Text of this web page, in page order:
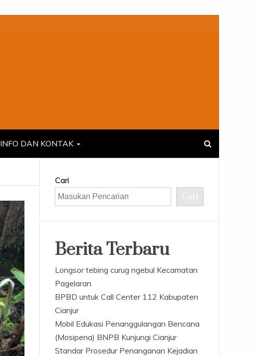
INFO DAN KONTAK
Cari
Cari
Berita Terbaru
Longsor tebing curug ngebul Kecamatan
Pagelaran
BPBD untuk Call Center 112 Kabupaten
Cianjur
Mobil Edukasi Penanggulangan Bencana
(Mosipena) BNPB Kunjungi Cianjur
Standar Prosedur Penanganan Kejadian